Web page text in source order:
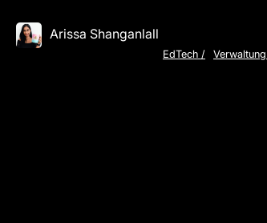
Arissa Shanganlall
EdTech /